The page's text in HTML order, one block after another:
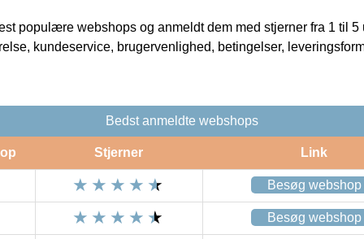
populære webshops og anmeldt dem med stjerner fra 1 til 5
kundeservice, brugervenlighed, betingelser,
Bedst anmeldte webshops
Stjerner Link
Besøg webshop
Besøg webshop